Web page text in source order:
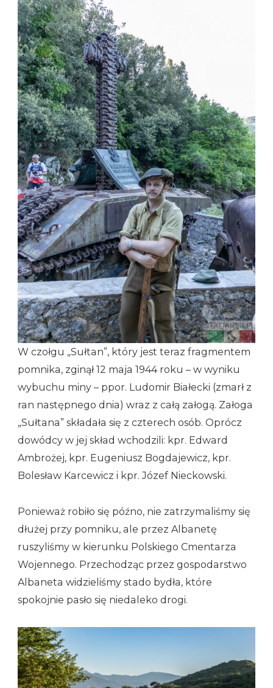
W czołgu „Sułtan”, który jest teraz fragmentem
pomnika, zginął 12 maja 1944 roku – w wyniku
wybuchu miny – ppor. Ludomir Białecki (zmarł z
ran następnego dnia) wraz z całą załogą. Załoga
„Sułtana” składała się z czterech osób. Oprócz
dowódcy w jej skład wchodzili: kpr. Edward
Ambrożej, kpr. Eugeniusz Bogdajewicz, kpr.
Bolesław Karcewicz i kpr. Józef Nieckowski.
Ponieważ robiło się późno, nie zatrzymaliśmy się
dłużej przy pomniku, ale przez Albanetę
ruszyliśmy w kierunku Polskiego Cmentarza
Wojennego. Przechodząc przez gospodarstwo
Albaneta widzieliśmy stado bydła, które
spokojnie pasło się niedaleko drogi.